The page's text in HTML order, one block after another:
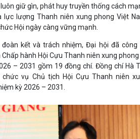
giữ gìn, phát huy truyền thống cách
lượng Thanh niên xung phong Việt
Hội ngày càng vững mạnh.
kết và trách nhiệm, Đại hội đã công
hành Hội Cựu Thanh niên xung
– 2031 gồm 19 đồng chí. Đồng chí Hà
vụ Chủ tịch Hội Cựu Thanh niên
kỳ 2026 – 2031.